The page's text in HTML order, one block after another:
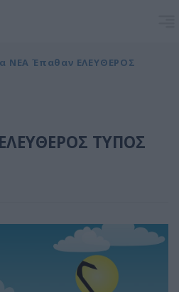
ΝΕΑ Έπαθαν ΕΛΕΥΘΕΡΟΣ
ΤΥΠΟΣ